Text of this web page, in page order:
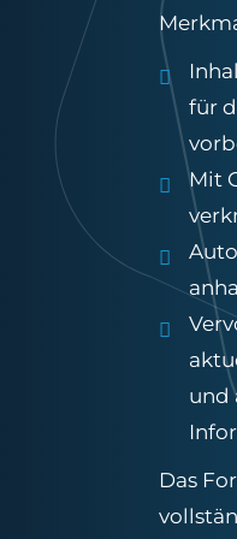
für
Mit
und
Das